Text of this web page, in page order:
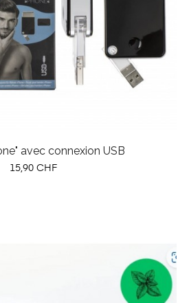
avec connexion USB
Prix
15,90 CHF